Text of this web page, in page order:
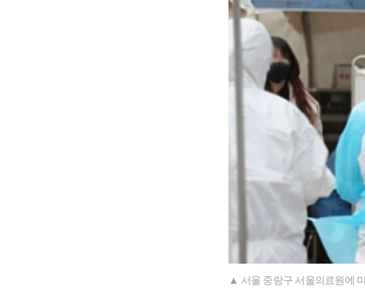
▲ 서울 중랑구 서울의료원에